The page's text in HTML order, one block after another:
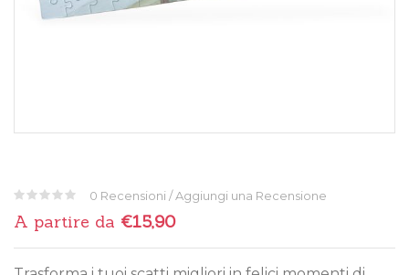
0
su
5
su
0
clienti
0 Recensioni / Aggiungi una Recensione
A partire da €15,90